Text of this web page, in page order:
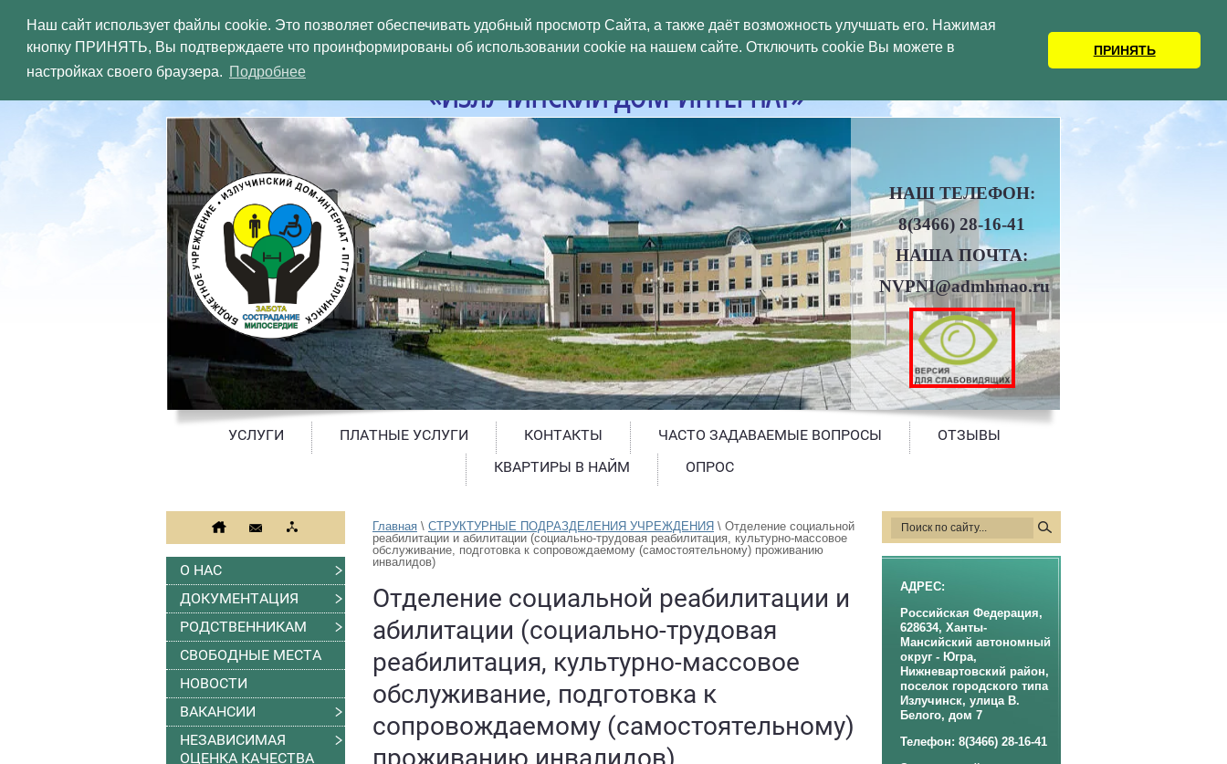
Наш сайт использует файлы cookie. Это позволяет обеспечивать удобный просмотр Сайта, а также даёт возможность улучшать его. Нажимая
кнопку ПРИНЯТЬ, Вы подтверждаете что проинформированы об использовании cookie на нашем сайте. Отключить cookie Вы можете в
настройках своего браузера. Подробнее
ПРИНЯТЬ
БЮДЖЕТНОЕ УЧРЕЖДЕНИЕ
ХАНТЫ-МАНСИЙСКОГОАВТОНОМНОГО ОКРУГА – ЮГРЫ
«ИЗЛУЧИНСКИЙ ДОМ-ИНТЕРНАТ»
НАШ ТЕЛЕФОН:
8(3466) 28-16-41
НАША ПОЧТА:
NVPNI@admhmao.ru
УСЛУГИ ПЛАТНЫЕ УСЛУГИ КОНТАКТЫ ЧАСТО ЗАДАВАЕМЫЕ ВОПРОСЫ
ОТЗЫВЫ
КВАРТИРЫ В НАЙМ
ОПРОС
О НАС
ДОКУМЕНТАЦИЯ
РОДСТВЕННИКАМ
СВОБОДНЫЕ МЕСТА
НОВОСТИ
ВАКАНСИИ
НЕЗАВИСИМАЯ
ОЦЕНКА КАЧЕСТВА
АДРЕС:
Российская Федерация,
628634, Ханты-
Мансийский автономный
округ - Югра,
Нижневартовский район,
поселок городского типа
Излучинск, улица В.
Белого, дом 7
Телефон: 8(3466) 28-16-41
Главная \ СТРУКТУРНЫЕ ПОДРАЗДЕЛЕНИЯ УЧРЕЖДЕНИЯ \ Отделение социальной
реабилитации и абилитации (социально-трудовая реабилитация, культурно-массовое
обслуживание, подготовка к сопровождаемому (самостоятельному) проживанию
инвалидов)
Отделение социальной реабилитации и
абилитации (социально-трудовая
реабилитация, культурно-массовое
обслуживание, подготовка к
сопровождаемому (самостоятельному)